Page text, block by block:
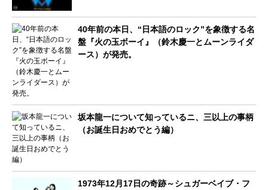
40年前の本日、“日本語のロック”を象徴する名
盤『火の玉ボーイ』（鈴木慶一とムーンライダ
ース）が発売。
坂本龍一について知っているニ、三以上の事柄
（お誕生日おめでとう編）
1973年12月17日の奇跡～シュガーベイブ・フ